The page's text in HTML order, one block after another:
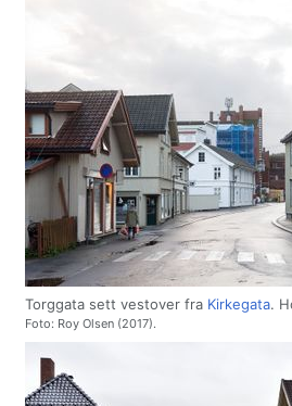
Torggata sett vestover fra Kirkegata.
Foto: Roy Olsen (2017).